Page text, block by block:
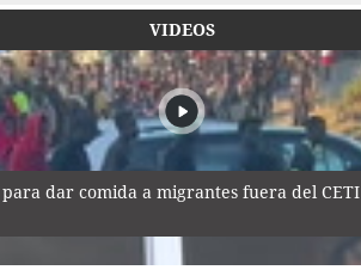
VIDEOS
dar comida a migrantes fuera del CETI